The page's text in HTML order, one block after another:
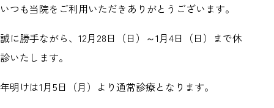
いつも当院をご利用いただきありがとうございます。
誠に勝手ながら、12月28日（日）～1月4日（日）まで休
診いたします。
年明けは1月5日（月）より通常診療となります。